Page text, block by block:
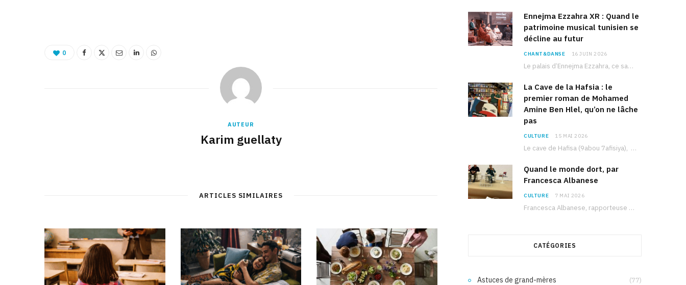
0
AUTEUR
Karim guellaty
ARTICLES SIMILAIRES
Ennejma Ezzahra XR : Quand le
patrimoine musical tunisien se
décline au futur
CHANT&DANSE 16 JUIN 2026
Le palais d’Ennejma Ezzahra, ce sanctuaire de la musique tunisienne et méditerranéenne construit par le…
La Cave de la Hafsia : le
premier roman de Mohamed
Amine Ben Hlel, qu’on ne lâche
pas
CULTURE 15 MAI 2026
Le cave de Hafisa (9abou 7afisiya), premier roman du journaliste tunisien Mohamed Amine Ben Hlel,…
Quand le monde dort, par
Francesca Albanese
CULTURE 7 MAI 2026
Francesca Albanese, rapporteuse spéciale de l’ONU sur les territoires palestiniens occupés, était à Tunis pour…
CATÉGORIES
Astuces de grand-mères (77)